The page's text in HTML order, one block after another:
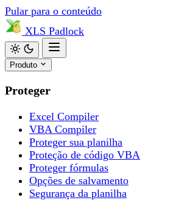
Pular para o conteúdo
XLS Padlock
Produto
Proteger
Excel Compiler
VBA Compiler
Proteger sua planilha
Proteção de código VBA
Proteger fórmulas
Opções de salvamento
Segurança da planilha